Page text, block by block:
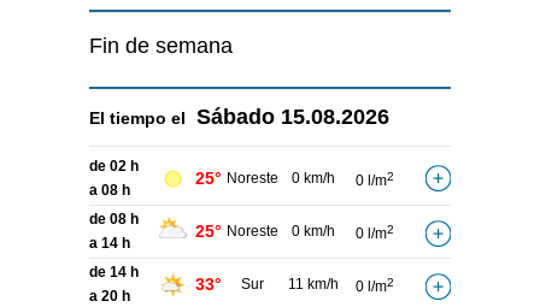
Fin de semana
El tiempo el Sábado 15.08.2026
de 02 h
a 08 h
25° Noreste 0 km/h 0 l/m2
de 08 h
a 14 h
25° Noreste 0 km/h 0 l/m2
de 14 h
a 20 h
33° Sur 11 km/h 0 l/m2